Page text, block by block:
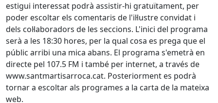
estigui interessat podrà assistir-hi gratuïtament, per
poder escoltar els comentaris de l'il·lustre convidat i
dels col·laboradors de les seccions. L'inici del programa
serà a les 18:30 hores, per la qual cosa es prega que el
públic arribi una mica abans. El programa s'emetrà en
directe pel 107.5 FM i també per internet, a través de
www.santmartisarroca.cat. Posteriorment es podrà
tornar a escoltar als programes a la carta de la mateixa
web.